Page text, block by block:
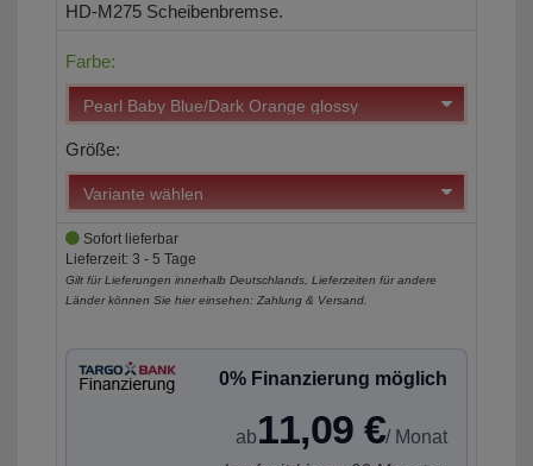
HD-M275 Scheibenbremse.
Farbe:
Größe:
Sofort lieferbar
Lieferzeit: 3 - 5 Tage
Gilt für Lieferungen innerhalb Deutschlands, Lieferzeiten für andere
Länder können Sie hier einsehen: Zahlung & Versand
0% Finanzierung möglich
ab11,09 €/ Monat